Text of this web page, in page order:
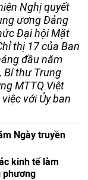
Nghị quyết
ương Đảng
Đại hội Mặt
thị 17 của Ban
đầu năm
Bí thư Trung
MTTQ Việt
với Ủy ban
Ngày truyền
kinh tế làm
phương